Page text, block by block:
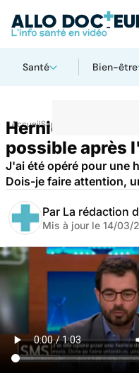
Santé Bien-être
AccueilSanté
Hernie discale
possible après
J'ai été opéré pour une
Dois-je faire attention,
Par La rédaction
Mis à jour le 14/03/